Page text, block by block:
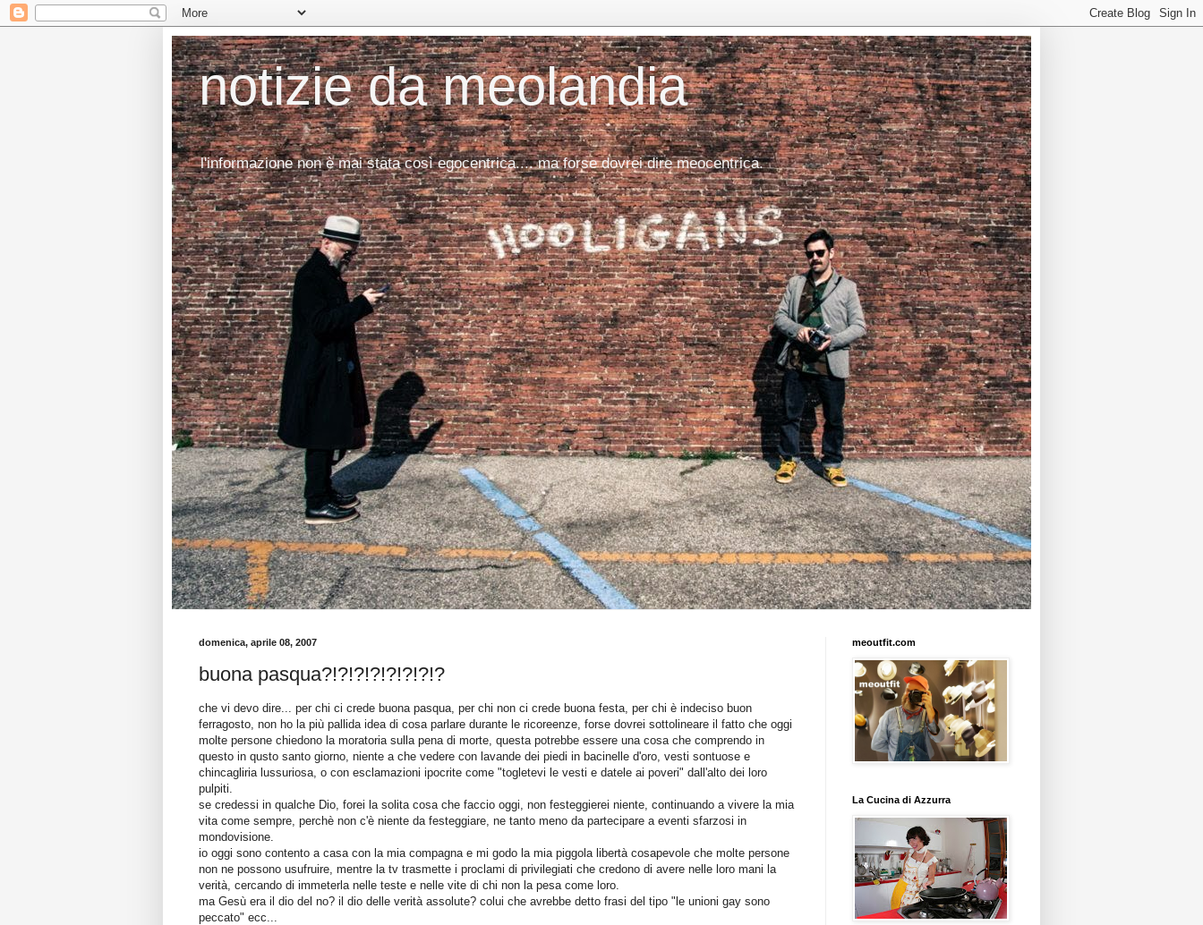
notizie da meolandia
l'informazione non è mai stata così egocentrica.... ma forse dovrei dire meocentrica.
domenica, aprile 08, 2007
buona pasqua?!?!?!?!?!?!?!?
che vi devo dire... per chi ci crede buona pasqua, per chi non ci crede buona festa, per chi è indeciso buon
ferragosto, non ho la più pallida idea di cosa parlare durante le ricoreenze, forse dovrei sottolineare il fatto che oggi
molte persone chiedono la moratoria sulla pena di morte, questa potrebbe essere una cosa che comprendo in
questo in qusto santo giorno, niente a che vedere con lavande dei piedi in bacinelle d'oro, vesti sontuose e
chincagliria lussuriosa, o con esclamazioni ipocrite come "togletevi le vesti e datele ai poveri" dall'alto dei loro
pulpiti.
se credessi in qualche Dio, forei la solita cosa che faccio oggi, non festeggierei niente, continuando a vivere la mia
vita come sempre, perchè non c'è niente da festeggiare, ne tanto meno da partecipare a eventi sfarzosi in
mondovisione.
io oggi sono contento a casa con la mia compagna e mi godo la mia piggola libertà cosapevole che molte persone
non ne possono usufruire, mentre la tv trasmette i proclami di privilegiati che credono di avere nelle loro mani la
verità, cercando di immeterla nelle teste e nelle vite di chi non la pesa come loro.
ma Gesù era il dio del no? il dio delle verità assolute? colui che avrebbe detto frasi del tipo "le unioni gay sono
peccato" ecc...
meoutfit.com
La Cucina di Azzurra